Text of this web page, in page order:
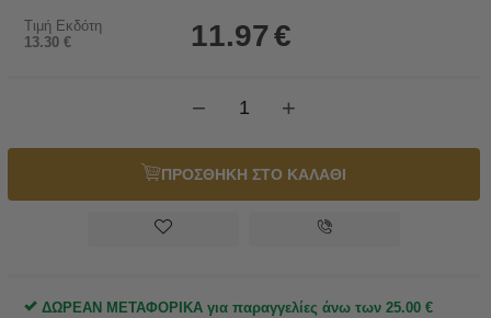
Τιμή Εκδότη
13.30 € 11.97€
+
−
ΠΡΟΣΘΗΚΗ ΣΤΟ ΚΑΛΑΘΙ
ΔΩΡΕΑΝ ΜΕΤΑΦΟΡΙΚΑ για παραγγελίες άνω των 25.00 €